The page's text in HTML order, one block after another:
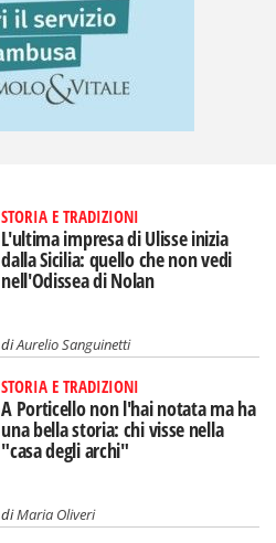
STORIA E TRADIZIONI
L'ultima impresa di Ulisse inizia
dalla Sicilia: quello che non vedi
nell'Odissea di Nolan
diAurelio Sanguinetti
STORIA E TRADIZIONI
A Porticello non l'hai notata ma ha
una bella storia: chi visse nella
"casa degli archi"
diMaria Oliveri